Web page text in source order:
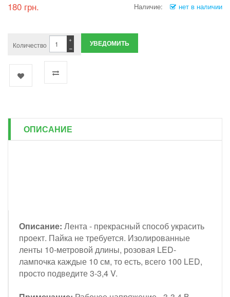
180 грн. Наличие: нет в наличии
Количество −
+ УВЕДОМИТЬ
ОПИСАНИЕ
Описание: Лента - прекрасный способ украсить
проект. Пайка не требуется. Изолированные
ленты 10-метровой длины, розовая LED-
лампочка каждые 10 см, то есть, всего 100 LED,
просто подведите 3-3,4 V.